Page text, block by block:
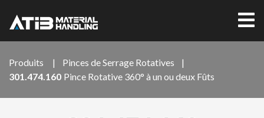
Produits | Pinces de Serrage Rotatives |
301.474.160 Pince Rotative 360° à un ou deux Fûts